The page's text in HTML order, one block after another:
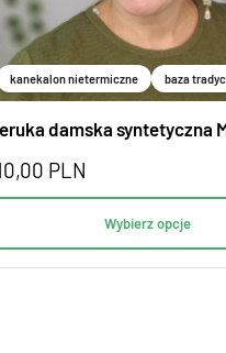
kanekalon nietermiczne baza
damska syntetyczna
PLN
Wybierz opcje